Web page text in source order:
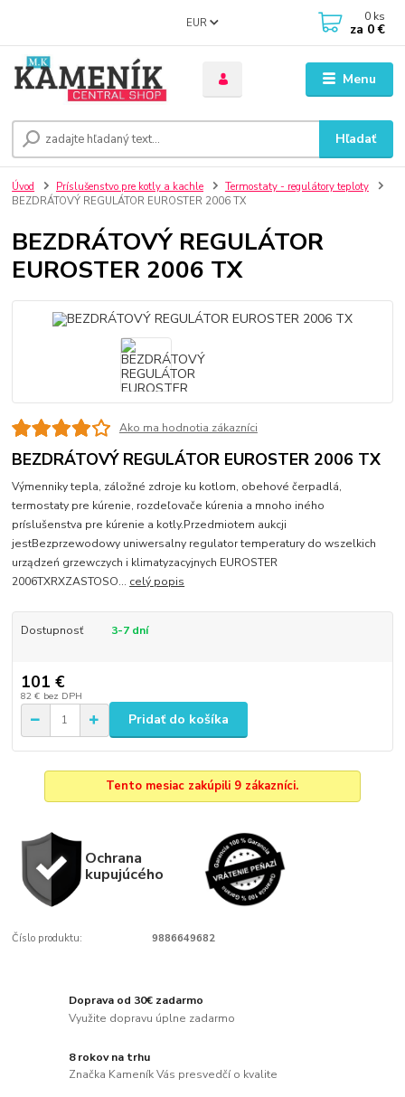
Menu
EUR
Hľadať
0 ks
za 0 €
Úvod Príslušenstvo pre kotly a kachle
Termostaty - regulátory teploty
BEZDRÁTOVÝ REGULÁTOR EUROSTER 2006 TX
BEZDRÁTOVÝ REGULÁTOR
EUROSTER 2006 TX
Ako ma hodnotia zákazníci
BEZDRÁTOVÝ REGULÁTOR EUROSTER 2006 TX
Výmenniky tepla, záložné zdroje ku kotlom, obehové čerpadlá,
termostaty pre kúrenie, rozdeľovače kúrenia a mnoho iného
príslušenstva pre kúrenie a kotly.Przedmiotem aukcji
jestBezprzewodowy uniwersalny regulator temperatury do wszelkich
urządzeń grzewczych i klimatyzacyjnych EUROSTER
2006TXRXZASTOSO... celý popis
Dostupnosť 3-7 dní
101 €
82 € bez DPH
Pridať do košíka
Tento mesiac zakúpili 9 zákazníci.
Ochrana
kupujúcého
Číslo produktu: 9886649682
Doprava od 30€ zadarmo
Využite dopravu úplne zadarmo
8 rokov na trhu
Značka Kameník Vás presvedčí o kvalite